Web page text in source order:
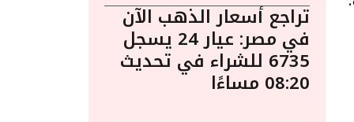
تراجع أسعار الذهب الآن
في مصر: عيار 24 يسجل
6735 للشراء في تحديث
08:20 مساءًا